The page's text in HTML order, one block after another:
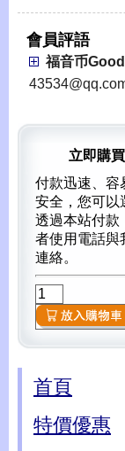
會員評語
福音币
立即購買
付款迅速、容
安全，您可以
透過本站付款
者使用電話與
連絡。
首頁
特價優惠